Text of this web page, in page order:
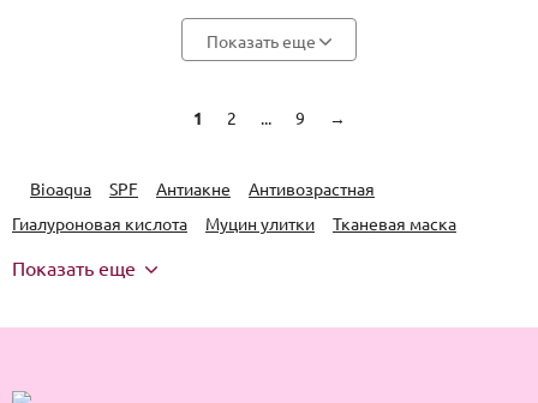
Показать еще
1 2 ... 9 →
Bioaqua SPF Антиакне
Антивозрастная
Гиалуроновая кислота
Муцин улитки Тканевая маска
Показать еще